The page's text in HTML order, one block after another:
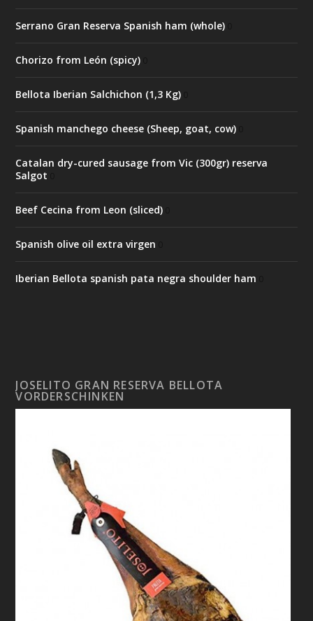
Serrano Gran Reserva Spanish ham (whole)
Chorizo from León (spicy)
Bellota Iberian Salchichon (1,3 Kg)
Spanish manchego cheese (Sheep, goat, cow)
Catalan dry-cured sausage from Vic (300gr) reserva
Salgot
Beef Cecina from Leon (sliced)
Spanish olive oil extra virgen
Iberian Bellota spanish pata negra shoulder ham
JOSELITO GRAN RESERVA BELLOTA
VORDERSCHINKEN